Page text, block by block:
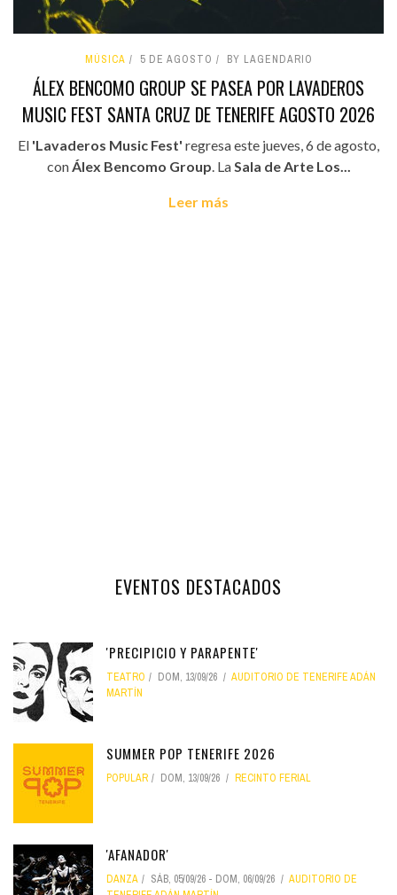
MÚSICA 5 DE AGOSTO BY LAGENDARIO
ÁLEX BENCOMO GROUP SE PASEA POR LAVADEROS
MUSIC FEST SANTA CRUZ DE TENERIFE AGOSTO 2026
El 'Lavaderos Music Fest' regresa este jueves, 6 de agosto,
conÁlex Bencomo Group. LaSala de Arte Los...
Leer más
EVENTOS DESTACADOS
'PRECIPICIO Y PARAPENTE'
TEATRO DOM, 13/09/26
AUDITORIO DE TENERIFE ADÁN
MARTÍN
SUMMER POP TENERIFE 2026
POPULAR DOM, 13/09/26 RECINTO FERIAL
'AFANADOR'
DANZA SÁB, 05/09/26 - DOM, 06/09/26
AUDITORIO DE